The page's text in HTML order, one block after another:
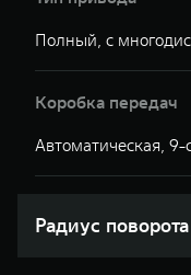
Полный, с
Коробка передач
Автоматическая, 9-
Радиус поворота